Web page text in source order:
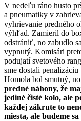
V nedeľu ráno husto
a pneumatiky v
vyhrievanie predného
výhľad. Zamieril do
odstrániť, no zabudlo
vypnutý. Komisári
podujatí svetového
sme dostali
Homola bol smutný,
predné náhony, že
jediné čisté kolo, ale
každej zákrute to
miesta, ale budeme